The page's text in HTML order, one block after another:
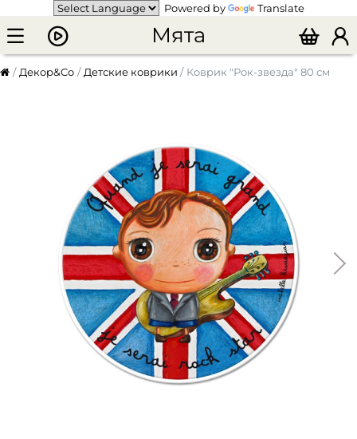
Powered by Translate
Мята
Декор&Co Детские коврики Коврик "Рок-звезда" 80 см